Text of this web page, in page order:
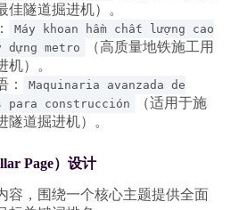
佳隧道掘进机）。
Máy khoan hầm chất lượng cao
dựng metro
（高质量地铁施工用
机）。
：
Maquinaria avanzada de
para construcción
（适用于施
隧道掘进机）。
Page）设计
容，围绕一个核心主题提供全面